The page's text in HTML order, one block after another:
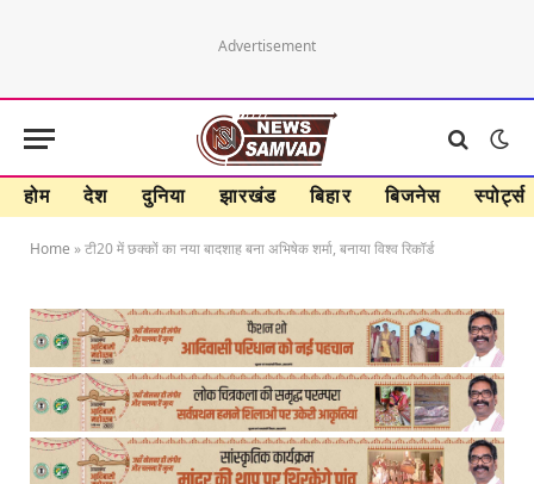
Advertisement
होम देश दुनिया झारखंड बिहार बिजनेस स्पोर्ट्स
Home »टी20 में छक्कों का नया बादशाह बना अभिषेक शर्मा, बनाया विश्व रिकॉर्ड